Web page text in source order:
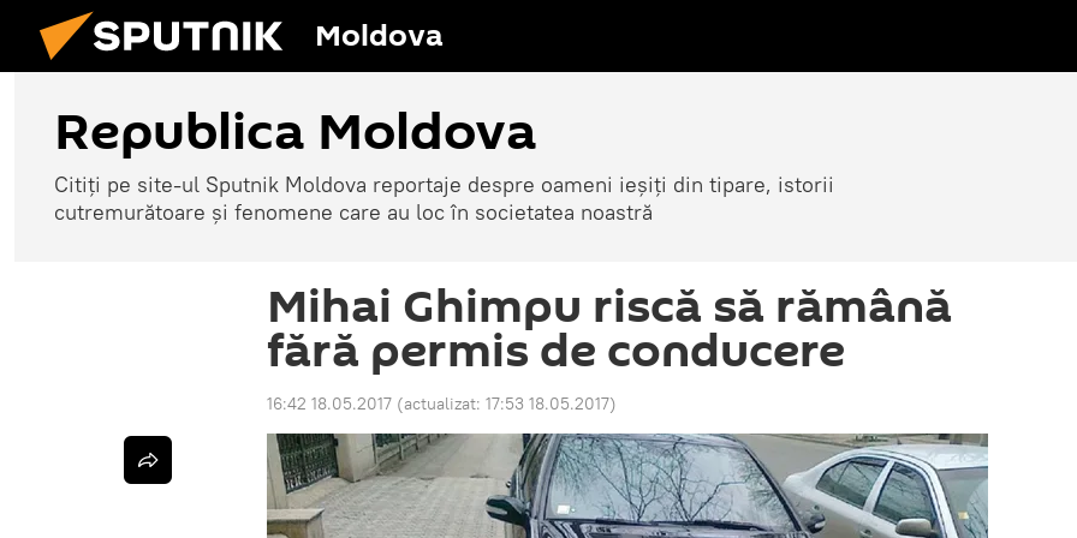
Moldova
Republica Moldova
Citiți pe site-ul Sputnik Moldova reportaje despre oameni ieșiți din tipare, istorii
cutremurătoare și fenomene care au loc în societatea noastră
Mihai Ghimpu riscă să rămână
fără permis de conducere
16:42 18.05.2017 (actualizat: 17:53 18.05.2017)